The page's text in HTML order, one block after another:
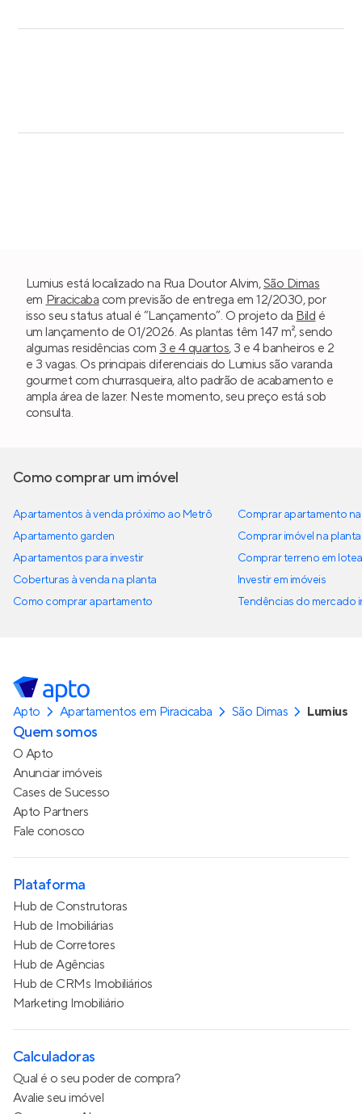
Lumius está localizado na Rua Doutor Alvim,São Dimas
em Piracicaba com previsão de entrega em 12/2030, por
isso seu status atual é “Lançamento”. O projeto da Bild é
um lançamento de 01/2026. As plantas têm 147 m², sendo
algumas residências com 3 e 4 quartos, 3 e 4 banheiros e 2
e 3 vagas. Os principais diferenciais do Lumius são varanda
gourmet com churrasqueira, alto padrão de acabamento e
ampla área de lazer. Neste momento, seu preço está sob
consulta.
Como comprar um imóvel
Apartamentos à venda próximo ao Metrô
Apartamento garden
Apartamentos para investir
Coberturas à venda na planta
Como comprar apartamento
Comprar apartamento
Comprar imóvel na planta
Comprar terreno em
Investir em imóveis
Tendências do mercado
Apto Apartamentos em Piracicaba São Dimas Lumius
Quem somos
O Apto
Anunciar imóveis
Cases de Sucesso
Apto Partners
Fale conosco
Plataforma
Hub de Construtoras
Hub de Imobiliárias
Hub de Corretores
Hub de Agências
Hub de CRMs Imobiliários
Marketing Imobiliário
Calculadoras
Qual é o seu poder de compra?
Avalie seu imóvel